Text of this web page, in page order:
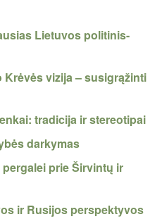
Lietuvos politinis-
Krėvės vizija – susigrąžinti
tradicija ir stereotipai
darkymas
prie Širvintų ir
ir Rusijos perspektyvos